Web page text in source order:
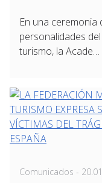
En una
personalidades
turismo, la Acade…
Comunicados -